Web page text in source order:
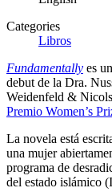
Categories
Libros
Fundamentally es
debut de la Dra.
Weidenfeld &
Premio Women’s
La novela está
una mujer
programa de
del estado islámico